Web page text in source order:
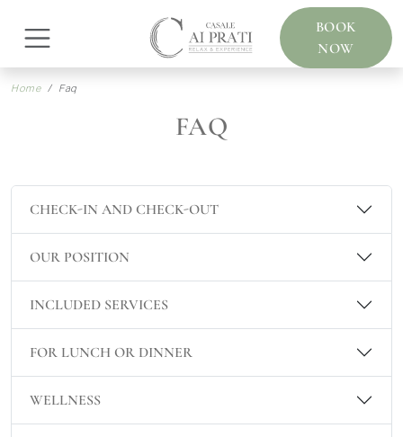
BOOK
NOW
Home Faq
FAQ
CHECK-IN AND CHECK-OUT
OUR POSITION
INCLUDED SERVICES
FOR LUNCH OR DINNER
WELLNESS